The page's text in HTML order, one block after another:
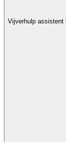
Vijverhulp assistent